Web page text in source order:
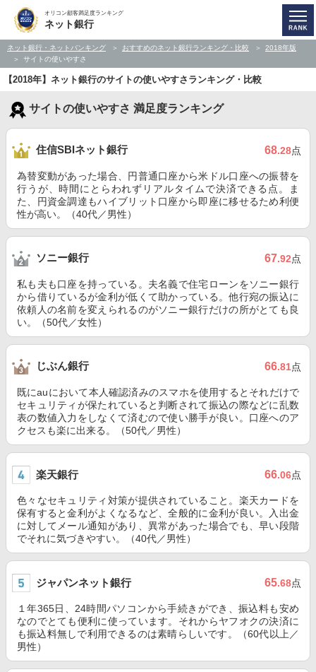
オリコン顧客満足度ランキング
ネット銀行
ネット銀行・ネットバンキング おすすめのネット銀行ランキング・比較
2018年版
サイトの使いやすさ
【2018年】ネット銀行のサイトの使いやすさランキング・比較
サイトの使いやすさ 満足度ランキング
住信SBIネット銀行 68.28点
為替変動があった場合、円普通口座から米ドル口座への振替を
行うが、時間にとらわれずリアルタイムで決済できる点。ま
た、円資金調達もハイブリット口座から即座に移せるため利便
性が高い。（40代／男性）
ソニー銀行 67.92点
私も夫も口座を持っている。夫名義で住宅ローンをソニー銀行
から借りているが金利が低くて助かっている。他行宛の振込に
依頼人の名前を変えられるのがソニー銀行だけの所がとても良
い。（50代／女性）
じぶん銀行 66.81点
既にauにおいて本人確認済みのスマホを使用するとそれだけで
セキュリティが保たれていると判断されて振込の際などに乱数
表の数値入力をしなくて済むので使い勝手が良い。口座へのア
クセスも楽に出来る。（50代／男性）
楽天銀行 66.06点
色々なセキュリティ対策が提供されていること。楽天カードを
保有すると金利がよくなるなど、全般的に金利が良い。入出金
に対してメール通知があり、異常があった場合でも、早い段階
でそれに気づきやすい。（40代／男性）
ジャパンネット銀行 65.68点
１年365日、24時間パソコンから手続きができ、振込料も安め
なのでとても便利に使っています。それからヤフオクの決済に
も振込料無しで利用できるのは素晴らしいです。（60代以上／
男性）